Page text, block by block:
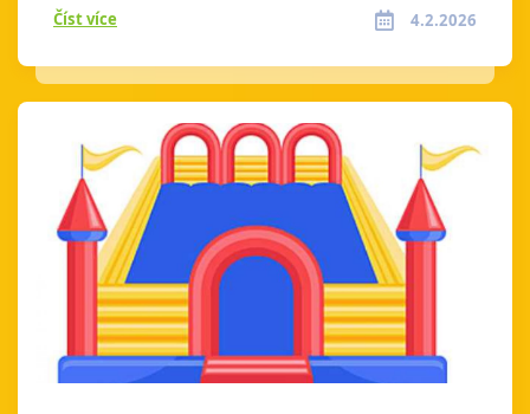
Číst více 4.2.2026